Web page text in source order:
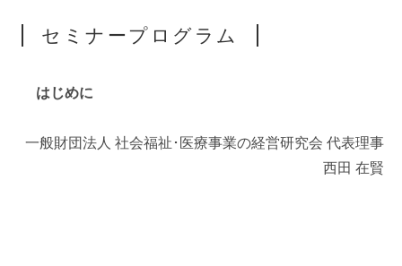
セミナープログラム
はじめに
一般財団法人 社会福祉･医療事業の経営研究会 代表理事
西田 在賢